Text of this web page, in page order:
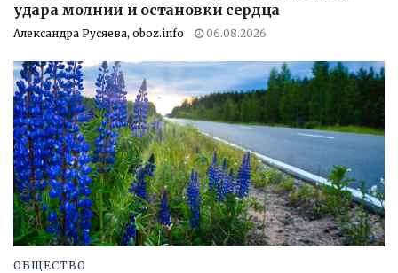
удара молнии и остановки сердца
Александра Русяева, oboz.info 06.08.2026
ОБЩЕСТВО